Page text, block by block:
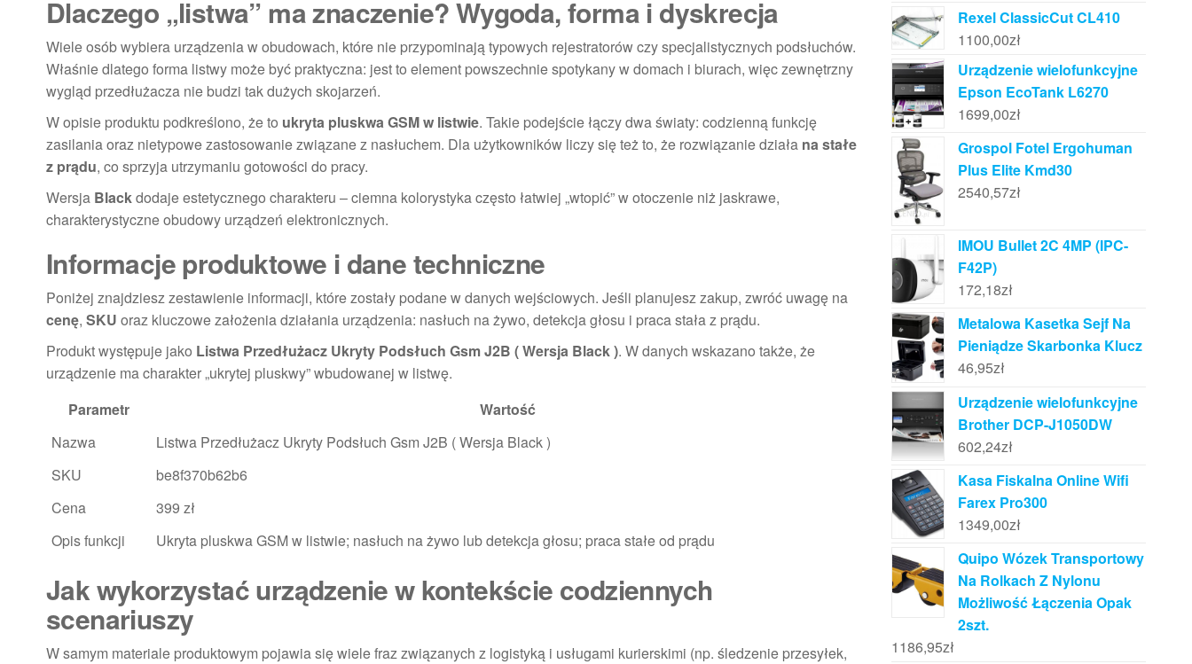
Dlaczego „listwa” ma znaczenie? Wygoda, forma i dyskrecja
Wiele osób wybiera urządzenia w obudowach, które nie przypominają typowych rejestratorów czy specjalistycznych podsłuchów.
Właśnie dlatego forma listwy może być praktyczna: jest to element powszechnie spotykany w domach i biurach, więc zewnętrzny
wygląd przedłużacza nie budzi tak dużych skojarzeń.
W opisie produktu podkreślono, że to ukryta pluskwa GSM w listwie. Takie podejście łączy dwa światy: codzienną funkcję
zasilania oraz nietypowe zastosowanie związane z nasłuchem. Dla użytkowników liczy się też to, że rozwiązanie działa na stałe
z prądu, co sprzyja utrzymaniu gotowości do pracy.
Wersja Blackdodaje estetycznego charakteru – ciemna kolorystyka często łatwiej „wtopić” w otoczenie niż jaskrawe,
charakterystyczne obudowy urządzeń elektronicznych.
Informacje produktowe i dane techniczne
Poniżej znajdziesz zestawienie informacji, które zostały podane w danych wejściowych. Jeśli planujesz zakup, zwróć uwagę na
cenę, SKU oraz kluczowe założenia działania urządzenia: nasłuch na żywo, detekcja głosu i praca stała z prądu.
Produkt występuje jako Listwa Przedłużacz Ukryty Podsłuch Gsm J2B ( Wersja Black ). W danych wskazano także, że
urządzenie ma charakter „ukrytej pluskwy” wbudowanej w listwę.
Parametr
Wartość
Nazwa
Listwa Przedłużacz Ukryty Podsłuch Gsm J2B ( Wersja Black )
SKU
be8f370b62b6
Cena
399 zł
Opis funkcji
Ukryta pluskwa GSM w listwie; nasłuch na żywo lub detekcja głosu; praca stałe od prądu
Jak wykorzystać urządzenie w kontekście codziennych
scenariuszy
W samym materiale produktowym pojawia się wiele fraz związanych z logistyką i usługami kurierskimi (np. śledzenie przesyłek,
Rexel ClassicCut CL410
1100,00zł
Urządzenie wielofunkcyjne
Epson EcoTank L6270
1699,00zł
Grospol Fotel Ergohuman
Plus Elite Kmd30
2540,57zł
IMOU Bullet 2C 4MP (IPC-
F42P)
172,18zł
Metalowa Kasetka Sejf Na
Pieniądze Skarbonka Klucz
46,95zł
Urządzenie wielofunkcyjne
Brother DCP-J1050DW
602,24zł
Kasa Fiskalna Online Wifi
Farex Pro300
1349,00zł
Quipo Wózek Transportowy
Na Rolkach Z Nylonu
Możliwość Łączenia Opak
2szt.
1186,95zł